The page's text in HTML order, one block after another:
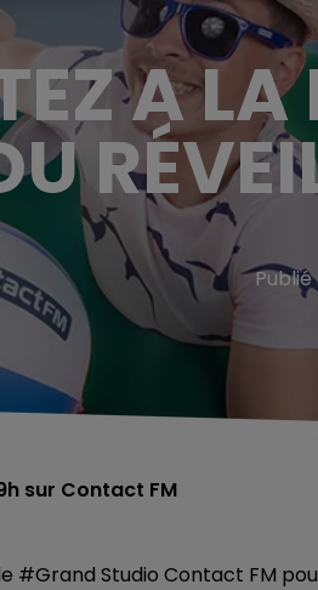
A LA
Publié
sur Contact FM
#Grand Studio Contact FM